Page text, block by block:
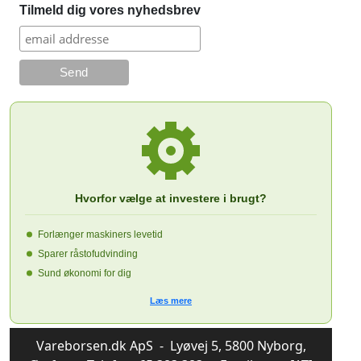
Tilmeld dig vores nyhedsbrev
Hvorfor vælge at investere i brugt?
Forlænger maskiners levetid
Sparer råstofudvinding
Sund økonomi for dig
Læs mere
Vareborsen.dk ApS - Lyøvej 5, 5800 Nyborg,